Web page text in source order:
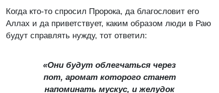
Когда кто-то спросил Пророка, да благословит его
Аллах и да приветствует, каким образом люди в Раю
будут справлять нужду, тот ответил:
«Они будут облегчаться через
пот, аромат которого станет
напоминать мускус, и желудок